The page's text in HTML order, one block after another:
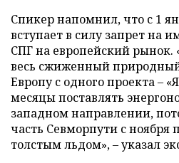
Спикер напомнил, что с 1
вступает в силу запрет на
СПГ на европейский рынок.
весь сжиженный природный
Европу с одного проекта –
месяцы поставлять
западном направлении,
часть Севморпути с ноября
толстым льдом», – указал